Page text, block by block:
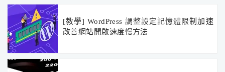
[教學] WordPress 調整設定記憶體限制加速
改善網站開啟速度慢方法